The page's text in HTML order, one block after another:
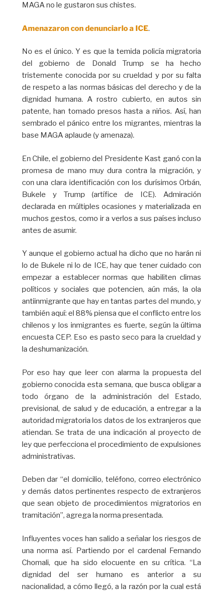
MAGA no le gustaron sus chistes.
Amenazaron con denunciarlo a ICE.
No es el único. Y es que la temida policía migratoria
del gobierno de Donald Trump se ha hecho
tristemente conocida por su crueldad y por su falta
de respeto a las normas básicas del derecho y de la
dignidad humana. A rostro cubierto, en autos sin
patente, han tomado presos hasta a niños. Así, han
sembrado el pánico entre los migrantes, mientras la
base MAGA aplaude (y amenaza).
En Chile, el gobierno del Presidente Kast ganó con la
promesa de mano muy dura contra la migración, y
con una clara identificación con los durísimos Orbán,
Bukele y Trump (artífice de ICE). Admiración
declarada en múltiples ocasiones y materializada en
muchos gestos, como ir a verlos a sus países incluso
antes de asumir.
Y aunque el gobierno actual ha dicho que no harán ni
lo de Bukele ni lo de ICE, hay que tener cuidado con
empezar a establecer normas que habiliten climas
políticos y sociales que potencien, aún más, la ola
antiinmigrante que hay en tantas partes del mundo, y
también aquí: el 88% piensa que el conflicto entre los
chilenos y los inmigrantes es fuerte, según la última
encuesta CEP. Eso es pasto seco para la crueldad y
la deshumanización.
Por eso hay que leer con alarma la propuesta del
gobierno conocida esta semana, que busca obligar a
todo órgano de la administración del Estado,
previsional, de salud y de educación, a entregar a la
autoridad migratoria los datos de los extranjeros que
atiendan. Se trata de una indicación al proyecto de
ley que perfecciona el procedimiento de expulsiones
administrativas.
Deben dar “el domicilio, teléfono, correo electrónico
y demás datos pertinentes respecto de extranjeros
que sean objeto de procedimientos migratorios en
tramitación”, agrega la norma presentada.
Influyentes voces han salido a señalar los riesgos de
una norma así. Partiendo por el cardenal Fernando
Chomali, que ha sido elocuente en su crítica. “La
dignidad del ser humano es anterior a su
nacionalidad, a cómo llegó, a la razón por la cual está